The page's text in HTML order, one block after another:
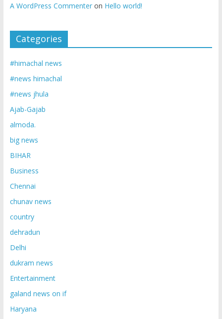
A WordPress Commenteron Hello world!
Categories
#himachal news
#news himachal
#news jhula
Ajab-Gajab
almoda.
big news
BIHAR
Business
Chennai
chunav news
country
dehradun
Delhi
dukram news
Entertainment
galand news on if
Haryana